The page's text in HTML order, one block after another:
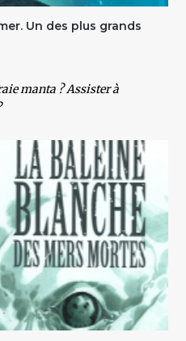
Un des plus grands
manta ? Assister à